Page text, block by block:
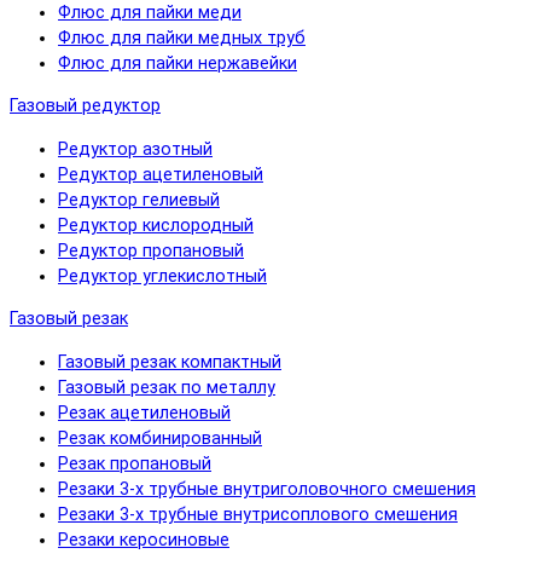
Флюс для пайки меди
Флюс для пайки медных труб
Флюс для пайки нержавейки
Газовый редуктор
Редуктор азотный
Редуктор ацетиленовый
Редуктор гелиевый
Редуктор кислородный
Редуктор пропановый
Редуктор углекислотный
Газовый резак
Газовый резак компактный
Газовый резак по металлу
Резак ацетиленовый
Резак комбинированный
Резак пропановый
Резаки 3-х трубные внутриголовочного смешения
Резаки 3-х трубные внутрисоплового смешения
Резаки керосиновые